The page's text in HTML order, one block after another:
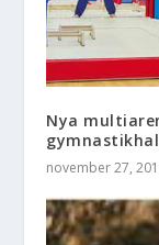
Nya
november 27,